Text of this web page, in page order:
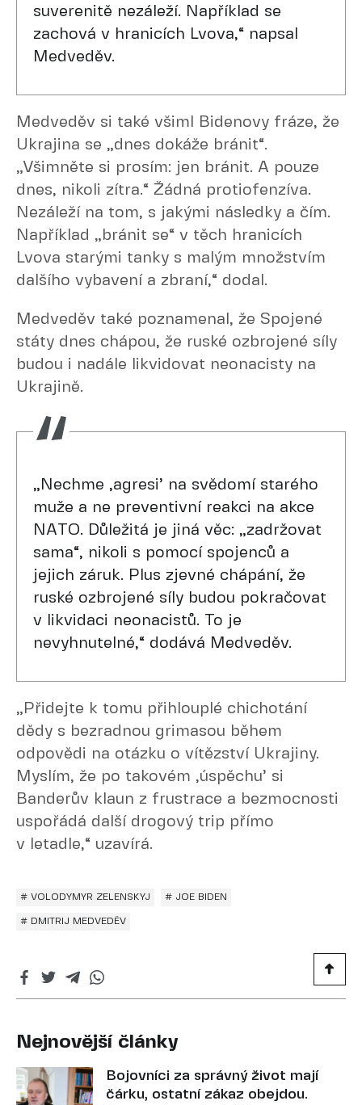
suverenitě nezáleží. Například se
zachová v hranicích Lvova,“ napsal
Medveděv.
Medveděv si také všiml Bidenovy fráze, že
Ukrajina se „dnes dokáže bránit“.
„Všimněte si prosím: jen bránit. A pouze
dnes, nikoli zítra.“ Žádná protiofenzíva.
Nezáleží na tom, s jakými následky a čím.
Například „bránit se“ v těch hranicích
Lvova starými tanky s malým množstvím
dalšího vybavení a zbraní,“ dodal.
Medveděv také poznamenal, že Spojené
státy dnes chápou, že ruské ozbrojené síly
budou i nadále likvidovat neonacisty na
Ukrajině.
„Nechme ,agresi’ na svědomí starého
muže a ne preventivní reakci na akce
NATO. Důležitá je jiná věc: „zadržovat
sama“, nikoli s pomocí spojenců a
jejich záruk. Plus zjevné chápání, že
ruské ozbrojené síly budou pokračovat
v likvidaci neonacistů. To je
nevyhnutelné,“ dodává Medveděv.
„Přidejte k tomu přihlouplé chichotání
dědy s bezradnou grimasou během
odpovědi na otázku o vítězství Ukrajiny.
Myslím, že po takovém ,úspěchu’ si
Banderův klaun z frustrace a bezmocnosti
uspořádá další drogový trip přímo
v letadle,“ uzavírá.
# VOLODYMYR ZELENSKYJ # JOE BIDEN
# DMITRIJ MEDVEDĚV
Nejnovější články
Bojovníci za správný život mají
čárku, ostatní zákaz obejdou.